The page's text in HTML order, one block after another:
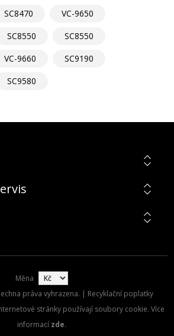
SC8470
VC-9650
SC8550
SC8550
VC-9660
SC9190
SC9580
Měna
práva vyhrazena. | Recyklační poplatky
stránky používají soubory cookie. Více
informací zde.